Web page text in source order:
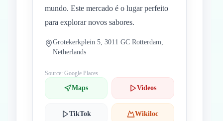
mundo. Este mercado é o lugar perfeito
para explorar novos sabores.
Grotekerkplein 5, 3011 GC Rotterdam,
Netherlands
Source: Google Places
Maps Videos
TikTok Wikiloc